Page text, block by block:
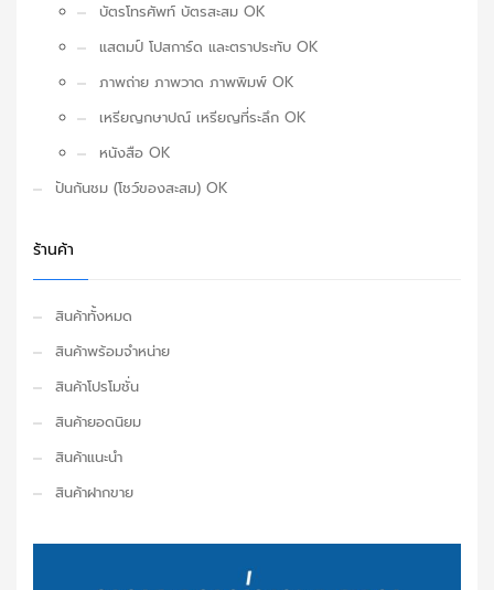
บัตรโทรศัพท์ บัตรสะสม OK
แสตมป์ โปสการ์ด และตราประทับ OK
ภาพถ่าย ภาพวาด ภาพพิมพ์ OK
เหรียญกษาปณ์ เหรียญที่ระลึก OK
หนังสือ OK
ปันกันชม (โชว์ของสะสม) OK
ร้านค้า
สินค้าทั้งหมด
สินค้าพร้อมจำหน่าย
สินค้าโปรโมชั่น
สินค้ายอดนิยม
สินค้าแนะนำ
สินค้าฝากขาย